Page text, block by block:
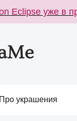
Eclipse уже в
Про украшения